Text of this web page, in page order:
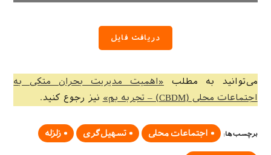
دریافت فایل
می‌توانید به مطلب «اهمیت مدیریت بحران متکی به
اجتماعات محلی (CBDM) – تجربه بم»
نیز رجوع کنید.
برچسب‌ها: اجتماعات محلی تسهیل‌گری زلزله